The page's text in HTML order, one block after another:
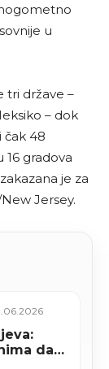
u
tri države –
– dok
čak 48
gradova
je za
Jersey.
da